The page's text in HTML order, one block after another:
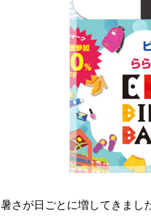
暑さが日ごとに増してきまし